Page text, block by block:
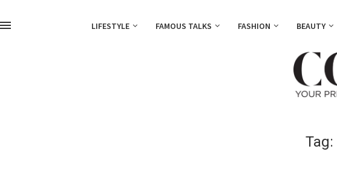
LIFESTYLE FAMOUS TALKS FASHION BEAUTY
Tag: